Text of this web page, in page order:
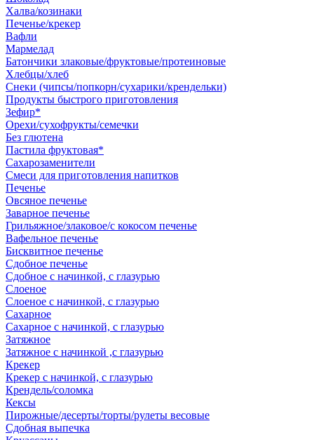
Халва/козинаки
Печенье/крекер
Вафли
Мармелад
Батончики злаковые/фруктовые/протеиновые
Хлебцы/хлеб
Снеки (чипсы/попкорн/сухарики/крендельки)
Продукты быстрого приготовления
Зефир*
Орехи/сухофрукты/семечки
Без глютена
Пастила фруктовая*
Сахарозаменители
Смеси для приготовления напитков
Печенье
Овсяное печенье
Заварное печенье
Грильяжное/злаковое/с кокосом печенье
Вафельное печенье
Бисквитное печенье
Сдобное печенье
Сдобное с начинкой, с глазурью
Слоеное
Слоеное с начинкой, с глазурью
Сахарное
Сахарное с начинкой, с глазурью
Затяжное
Затяжное с начинкой ,с глазурью
Крекер
Крекер с начинкой, с глазурью
Крендель/соломка
Кексы
Пирожные/десерты/торты/рулеты весовые
Сдобная выпечка